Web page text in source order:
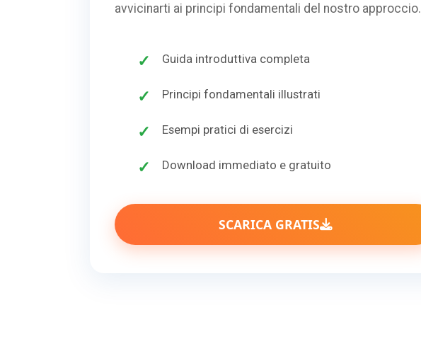
avvicinarti ai principi fondamentali del nostro approccio.
Guida introduttiva completa
Principi fondamentali illustrati
Esempi pratici di esercizi
Download immediato e gratuito
SCARICA GRATIS